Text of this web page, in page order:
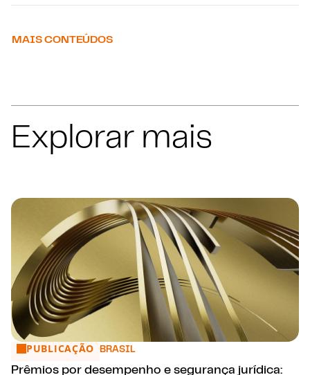
MAIS CONTEÚDOS
Explorar mais
Prêmios por desempenho e segurança jurídica: novo
PUBLICAÇÃO BRASIL
Prêmios por desempenho e segurança jurídica: